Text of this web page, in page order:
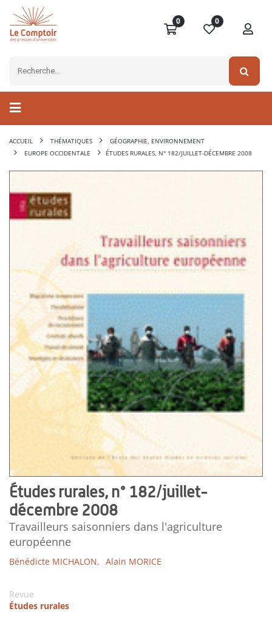
0 0
ACCUEIL THÉMATIQUES
GÉOGRAPHIE, ENVIRONNEMENT
EUROPE OCCIDENTALE
ÉTUDES RURALES, N° 182/JUILLET-DÉCEMBRE 2008
Études rurales, n° 182/juillet-
décembre 2008
Travailleurs saisonniers dans l'agriculture
européenne
Bénédicte MICHALON, Alain MORICE
Revue
Études rurales